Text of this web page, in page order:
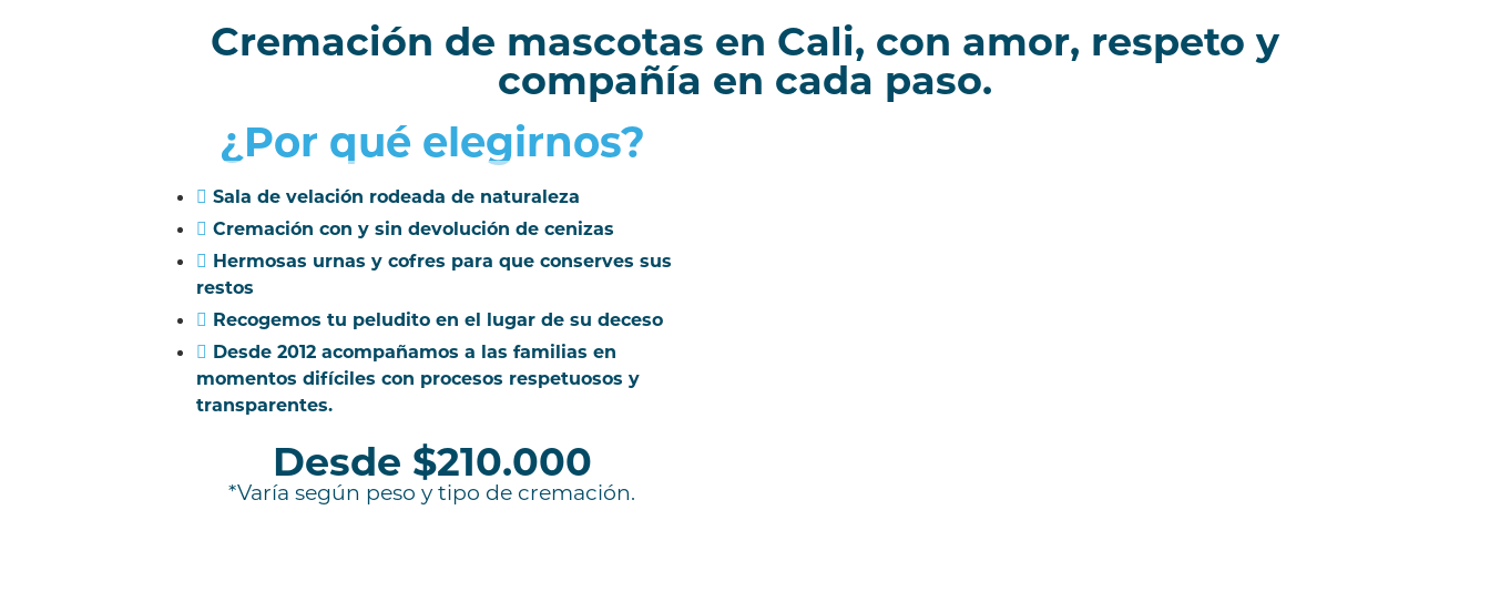
Cremación de mascotas en Cali, con amor, respeto y
compañía en cada paso.
¿Por qué elegirnos?
Sala de velación rodeada de naturaleza
Cremación con y sin devolución de cenizas
Hermosas urnas y cofres para que conserves sus
restos
Recogemos tu peludito en el lugar de su deceso
Desde 2012 acompañamos a las familias en
momentos difíciles con procesos respetuosos y
transparentes.
Desde $210.000
*Varía según peso y tipo de cremación.